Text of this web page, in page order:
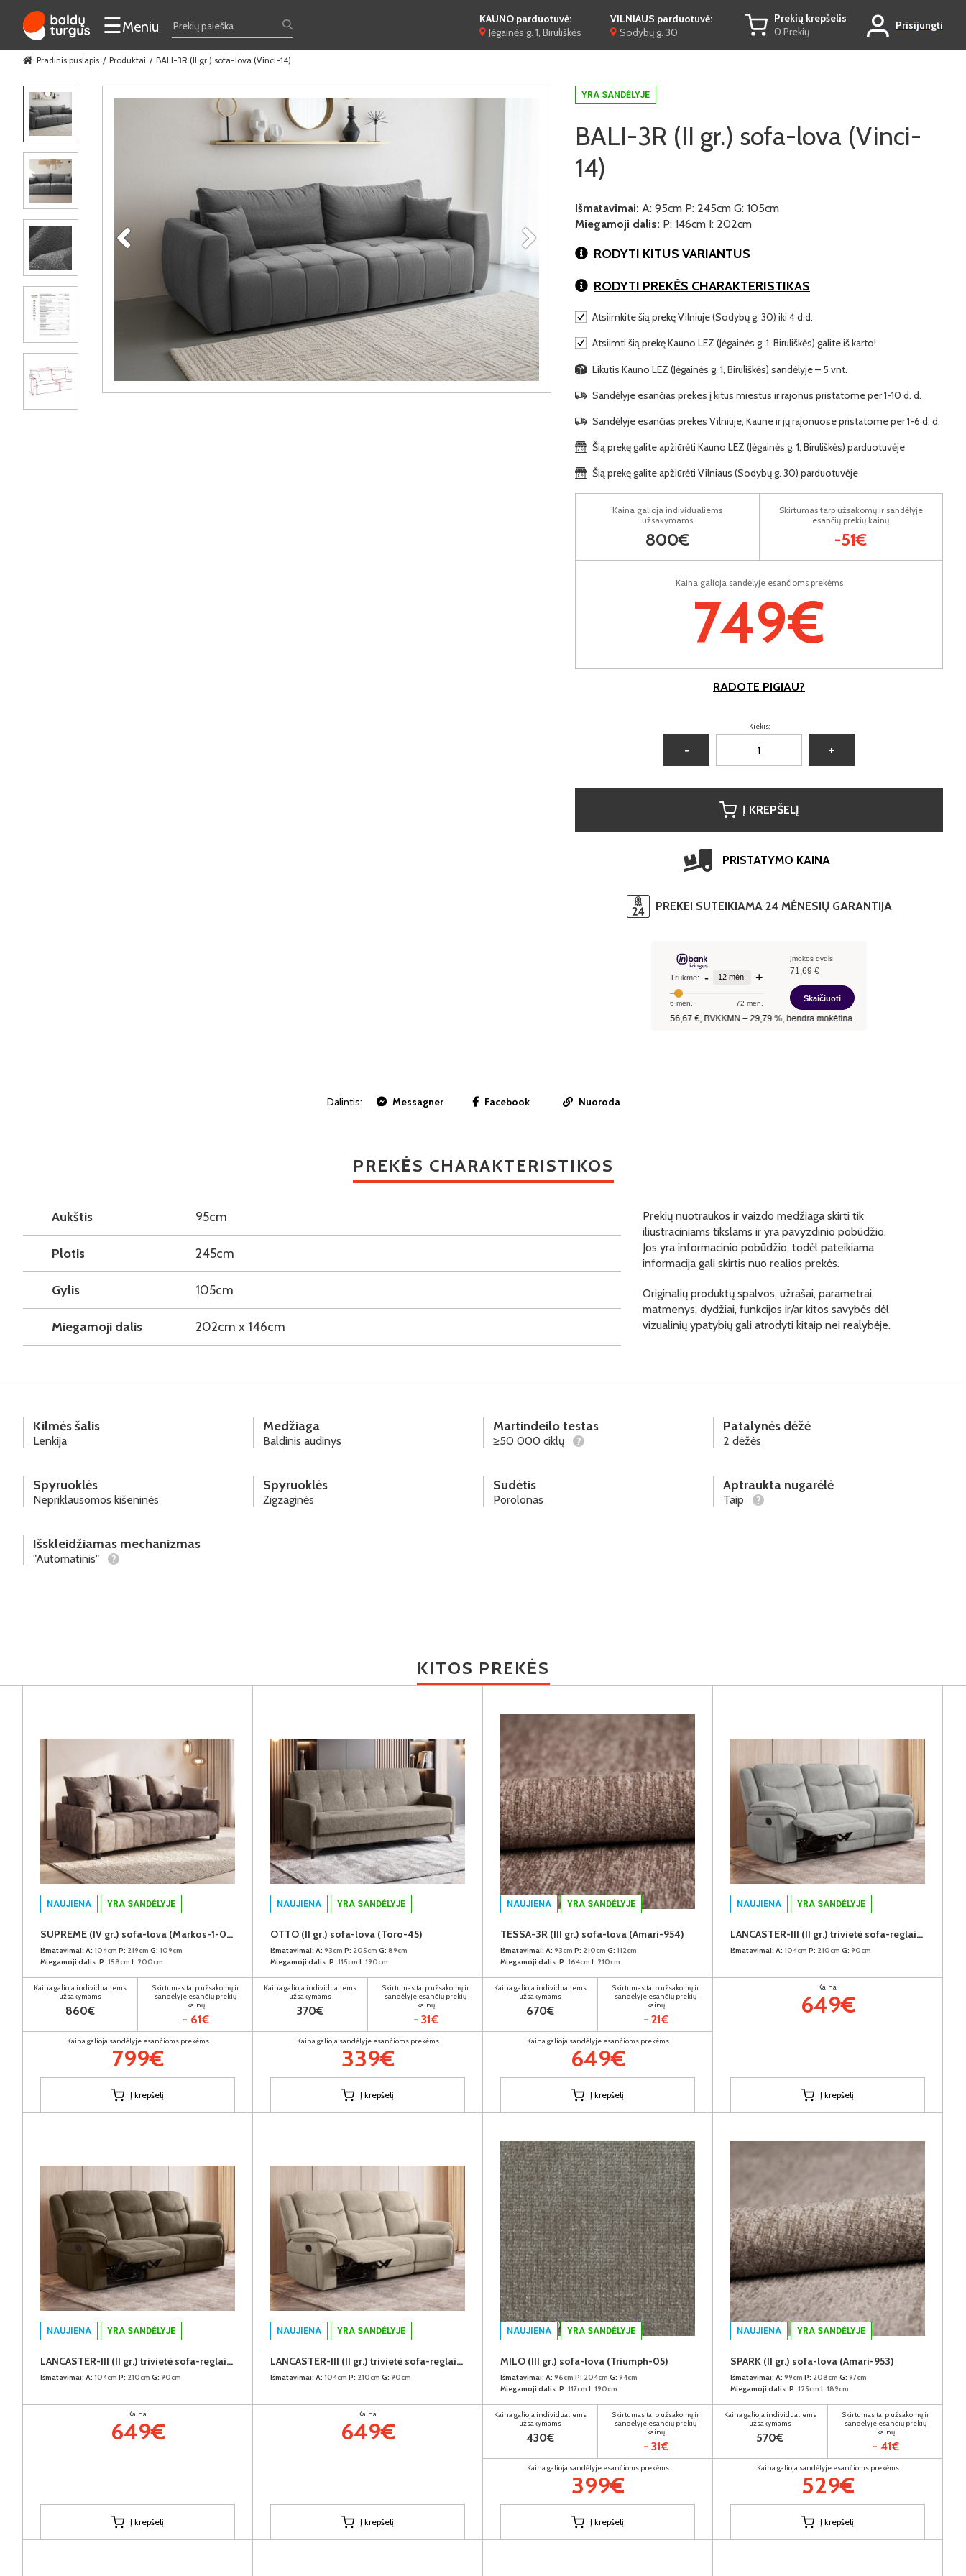
☰Meniu
KAUNO parduotuvė:
Jėgainės g. 1, Biruliškės
VILNIAUS parduotuvė:
Sodybų g. 30
Prekių krepšelis
0 Prekių
Prisijungti
Pradinis puslapis Produktai BALI-3R (II gr.) sofa-lova (Vinci-14)
YRA SANDĖLYJE
BALI-3R (II gr.) sofa-lova (Vinci-
14)
Išmatavimai: A: 95cm P: 245cm G: 105cm
Miegamoji dalis: P: 146cm I: 202cm
RODYTI KITUS VARIANTUS
RODYTI PREKĖS CHARAKTERISTIKAS
Atsiimkite šią prekę Vilniuje (Sodybų g. 30) iki 4 d.d.
Atsiimti šią prekę Kauno LEZ (Jėgainės g. 1, Biruliškės) galite iš karto!
Likutis Kauno LEZ (Jėgainės g. 1, Biruliškės) sandėlyje – 5 vnt.
Sandėlyje esančias prekes į kitus miestus ir rajonus pristatome per 1-10 d. d.
Sandėlyje esančias prekes Vilniuje, Kaune ir jų rajonuose pristatome per 1-6 d. d.
Šią prekę galite apžiūrėti Kauno LEZ (Jėgainės g. 1, Biruliškės) parduotuvėje
Šią prekę galite apžiūrėti Vilniaus (Sodybų g. 30) parduotuvėje
Kaina galioja sandėlyje esančioms prekėms
749€
Kaina galioja individualiems
užsakymams
800€
Skirtumas tarp užsakomų ir sandėlyje
esančių prekių kainų
-51€
RADOTE PIGIAU?
Kiekis:
− +
Į KREPŠELĮ
PRISTATYMO KAINA
PREKEI SUTEIKIAMA 24 MĖNESIŲ GARANTIJA
Dalintis: Messagner Facebook Nuoroda
PREKĖS CHARAKTERISTIKOS
Aukštis 95cm
Plotis 245cm
Gylis 105cm
Miegamoji dalis 202cm x 146cm
Prekių nuotraukos ir vaizdo medžiaga skirti tik
iliustraciniams tikslams ir yra pavyzdinio pobūdžio.
Jos yra informacinio pobūdžio, todėl pateikiama
informacija gali skirtis nuo realios prekės.
Originalių produktų spalvos, užrašai, parametrai,
matmenys, dydžiai, funkcijos ir/ar kitos savybės dėl
vizualinių ypatybių gali atrodyti kitaip nei realybėje.
Kilmės šalis
Lenkija
Medžiaga
Baldinis audinys
Martindeilo testas
≥50 000 ciklų ?
Patalynės dėžė
2 dėžės
Spyruoklės
Nepriklausomos kišeninės
Spyruoklės
Zigzaginės
Sudėtis
Porolonas
Aptraukta nugarėlė
Taip ?
Išskleidžiamas mechanizmas
"Automatinis" ?
KITOS PREKĖS
NAUJIENA YRA SANDĖLYJE
SUPREME (IV gr.) sofa-lova (Markos-1-04)
Išmatavimai: A: 104cm P: 219cm G: 109cm
Miegamoji dalis: P: 158cm I: 200cm
Kaina galioja individualiems
užsakymams
860€
Skirtumas tarp užsakomų ir
sandėlyje esančių prekių
kainų
- 61€
Kaina galioja sandėlyje esančioms prekėms
799€
Į krepšelį
NAUJIENA YRA SANDĖLYJE
OTTO (II gr.) sofa-lova (Toro-45)
Išmatavimai: A: 93cm P: 205cm G: 89cm
Miegamoji dalis: P: 115cm I: 190cm
Kaina galioja individualiems
užsakymams
370€
Skirtumas tarp užsakomų ir
sandėlyje esančių prekių
kainų
- 31€
Kaina galioja sandėlyje esančioms prekėms
339€
Į krepšelį
NAUJIENA YRA SANDĖLYJE
TESSA-3R (III gr.) sofa-lova (Amari-954)
Išmatavimai: A: 93cm P: 210cm G: 112cm
Miegamoji dalis: P: 164cm I: 210cm
Kaina galioja individualiems
užsakymams
670€
Skirtumas tarp užsakomų ir
sandėlyje esančių prekių
kainų
- 21€
Kaina galioja sandėlyje esančioms prekėms
649€
Į krepšelį
NAUJIENA YRA SANDĖLYJE
LANCASTER-III (II gr.) trivietė sofa-reglaineris (EDA828-10 Pilkas)
Išmatavimai: A: 104cm P: 210cm G: 90cm
Kaina:
649€
Į krepšelį
NAUJIENA YRA SANDĖLYJE
LANCASTER-III (II gr.) trivietė sofa-reglaineris (EDA828-05 Rudas)
Išmatavimai: A: 104cm P: 210cm G: 90cm
Kaina:
649€
Į krepšelį
NAUJIENA YRA SANDĖLYJE
LANCASTER-III (II gr.) trivietė sofa-reglaineris (EDA828-02 Šviesiai rudas)
Išmatavimai: A: 104cm P: 210cm G: 90cm
Kaina:
649€
Į krepšelį
NAUJIENA YRA SANDĖLYJE
MILO (III gr.) sofa-lova (Triumph-05)
Išmatavimai: A: 96cm P: 204cm G: 94cm
Miegamoji dalis: P: 117cm I: 190cm
Kaina galioja individualiems
užsakymams
430€
Skirtumas tarp užsakomų ir
sandėlyje esančių prekių
kainų
- 31€
Kaina galioja sandėlyje esančioms prekėms
399€
Į krepšelį
NAUJIENA YRA SANDĖLYJE
SPARK (II gr.) sofa-lova (Amari-953)
Išmatavimai: A: 99cm P: 208cm G: 97cm
Miegamoji dalis: P: 125cm I: 189cm
Kaina galioja individualiems
užsakymams
570€
Skirtumas tarp užsakomų ir
sandėlyje esančių prekių
kainų
- 41€
Kaina galioja sandėlyje esančioms prekėms
529€
Į krepšelį